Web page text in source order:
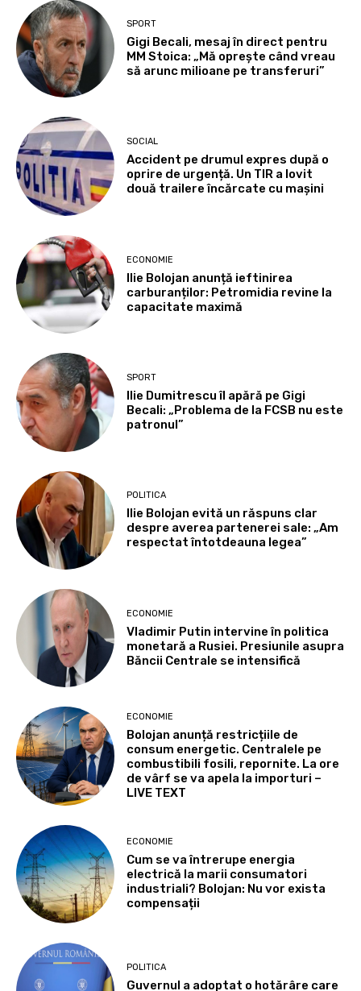
SPORT
Gigi Becali, mesaj în direct pentru
MM Stoica: „Mă oprește când vreau
să arunc milioane pe transferuri”
SOCIAL
Accident pe drumul expres după o
oprire de urgență. Un TIR a lovit
două trailere încărcate cu mașini
ECONOMIE
Ilie Bolojan anunță ieftinirea
carburanților: Petromidia revine la
capacitate maximă
SPORT
Ilie Dumitrescu îl apără pe Gigi
Becali: „Problema de la FCSB nu este
patronul”
POLITICA
Ilie Bolojan evită un răspuns clar
despre averea partenerei sale: „Am
respectat întotdeauna legea”
ECONOMIE
Vladimir Putin intervine în politica
monetară a Rusiei. Presiunile asupra
Băncii Centrale se intensifică
ECONOMIE
Bolojan anunță restricțiile de
consum energetic. Centralele pe
combustibili fosili, repornite. La ore
de vârf se va apela la importuri –
LIVE TEXT
ECONOMIE
Cum se va întrerupe energia
electrică la marii consumatori
industriali? Bolojan: Nu vor exista
compensații
POLITICA
Guvernul a adoptat o hotărâre care